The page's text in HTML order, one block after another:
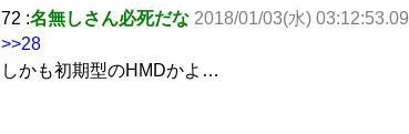
72 :名無しさん必死だな 2018/01/03(水) 03:12:53.09
>>28
しかも初期型のHMDかよ…